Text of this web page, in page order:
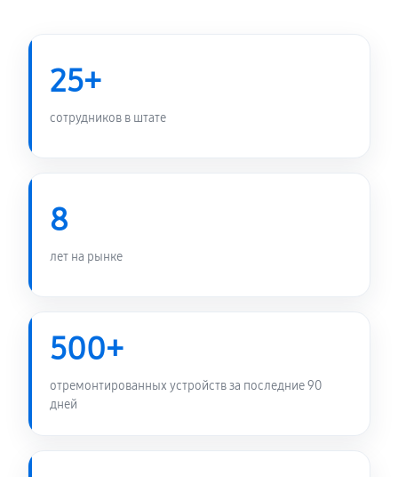
25+
сотрудников в штате
8
лет на рынке
500+
отремонтированных устройств за последние 90
дней